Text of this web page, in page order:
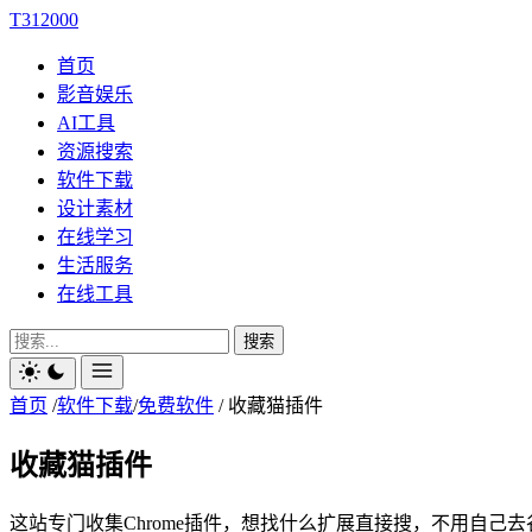
T312000
首页
影音娱乐
AI工具
资源搜索
软件下载
设计素材
在线学习
生活服务
在线工具
搜索
首页 /软件下载/免费软件 / 收藏猫插件
收藏猫插件
这站专门收集Chrome插件，想找什么扩展直接搜，不用自己去